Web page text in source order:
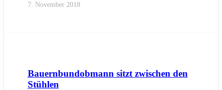
7. November 2018
Bauernbundobmann sitzt zwischen den
Stühlen